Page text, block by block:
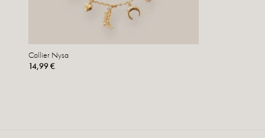
Collier Nysa
14,99 €